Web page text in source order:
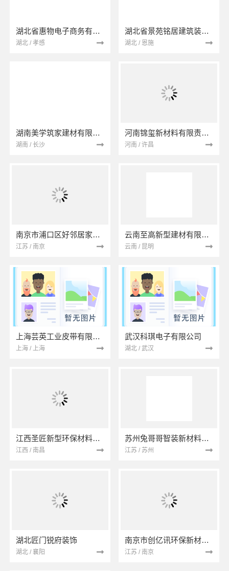
湖北省惠物电子商务有限公司
湖北 / 孝感
湖北省景苑铭居建筑装饰有限公司
湖北 / 恩施
湖南美学筑家建材有限公司
湖南 / 长沙
河南锦玺新材料有限责任公司
河南 / 许昌
南京市浦口区好邻居家政服务中心
江苏 / 南京
云南至高新型建材有限公司
云南 / 昆明
上海芸英工业皮带有限公司
上海 / 上海
武汉科琪电子有限公司
湖北 / 武汉
江西圣匠新型环保材料有限公司
江西 / 南昌
苏州兔哥哥智装新材料有限公司
江苏 / 苏州
湖北匠门锐府装饰
湖北 / 襄阳
南京市创亿讯环保新材料有限公司
江苏 / 南京